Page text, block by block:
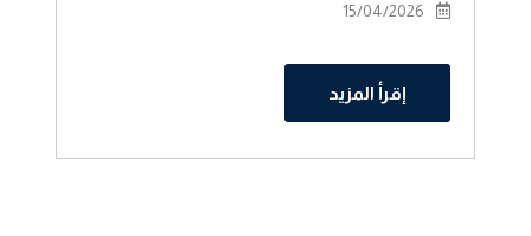
15/04/2026
إقرأ المزيد